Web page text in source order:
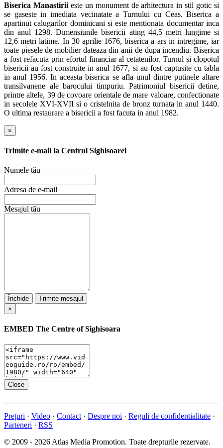
Biserica Manastiriieste un monument de arhitectura in stil gotic si
se gaseste in imediata vecinatate a Turnului cu Ceas. Biserica a
apartinut calugarilor dominicani si este mentionata documentar inca
din anul 1298. Dimensiunile bisericii ating 44,5 metri lungime si
12,6 metri latime. In 30 aprilie 1676, biserica a ars in intregime, iar
toate piesele de mobilier dateaza din anii de dupa incendiu. Biserica
a fost refacuta prin efortul financiar al cetatenilor. Turnul si clopotul
bisericii au fost construite in anul 1677, si au fost captusite cu tabla
in anul 1956. In aceasta biserica se afla unul dintre putinele altare
transilvanene ale barocului timpuriu. Patrimoniul bisericii detine,
printre altele, 39 de covoare orientale de mare valoare, confectionate
in secolele XVI-XVII si o cristelnita de bronz turnata in anul 1440.
O ultima restaurare a bisericii a fost facuta in anul 1982.
×
Trimite e-mail la Centrul Sighisoarei
Numele tău
Adresa de e-mail
Mesajul tău
Închide
Trimite mesajul
×
EMBED The Centre of Sighisoara
Close
Prețuri · Video · Contact · Despre noi · Reguli de confidentialitate ·
Parteneri · RSS
© 2009 - 2026 Atlas Media Promotion. Toate drepturile rezervate.